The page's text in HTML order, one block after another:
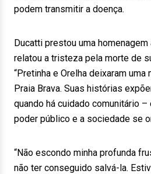
podem transmitir a doença.
Ducatti prestou uma
relatou a tristeza pela morte de
“Pretinha e Orelha deixaram uma
Praia Brava. Suas histórias
quando há cuidado comunitário
poder público e a sociedade se
“Não escondo minha profunda
não ter conseguido salvá-la.